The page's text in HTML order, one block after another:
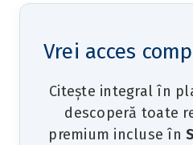
Vrei acces
Citește integral în
descoperă toate
premium incluse în